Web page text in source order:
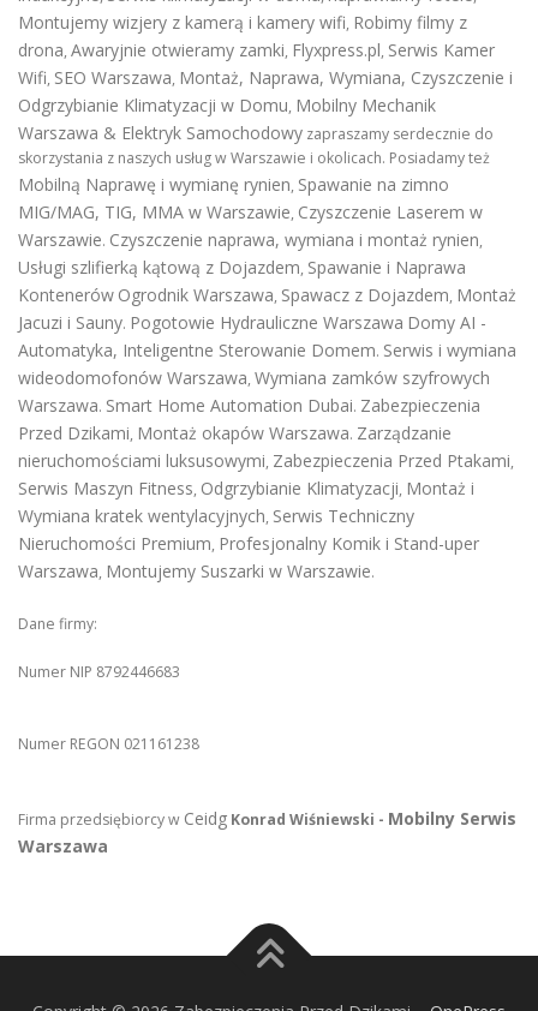
Montujemy wizjery z kamerą i kamery wifi, Robimy filmy z
drona, Awaryjnie otwieramy zamki, Flyxpress.pl, Serwis Kamer
Wifi, SEO Warszawa, Montaż, Naprawa, Wymiana, Czyszczenie i
Odgrzybianie Klimatyzacji w Domu, Mobilny Mechanik
Warszawa & Elektryk Samochodowy zapraszamy serdecznie do
skorzystania z naszych usług w Warszawie i okolicach. Posiadamy też
Mobilną Naprawę i wymianę rynien, Spawanie na zimno
MIG/MAG, TIG, MMA w Warszawie, Czyszczenie Laserem w
Warszawie. Czyszczenie naprawa, wymiana i montaż rynien,
Usługi szlifierką kątową z Dojazdem, Spawanie i Naprawa
Kontenerów Ogrodnik Warszawa, Spawacz z Dojazdem, Montaż
Jacuzi i Sauny. Pogotowie Hydrauliczne Warszawa Domy AI -
Automatyka, Inteligentne Sterowanie Domem. Serwis i wymiana
wideodomofonów Warszawa, Wymiana zamków szyfrowych
Warszawa. Smart Home Automation Dubai. Zabezpieczenia
Przed Dzikami, Montaż okapów Warszawa. Zarządzanie
nieruchomościami luksusowymi, Zabezpieczenia Przed Ptakami,
Serwis Maszyn Fitness, Odgrzybianie Klimatyzacji, Montaż i
Wymiana kratek wentylacyjnych, Serwis Techniczny
Nieruchomości Premium, Profesjonalny Komik i Stand-uper
Warszawa, Montujemy Suszarki w Warszawie.
Dane firmy:
Numer NIP 8792446683
Numer REGON 021161238
Firma przedsiębiorcy w Ceidg Konrad Wiśniewski - Mobilny Serwis
Warszawa